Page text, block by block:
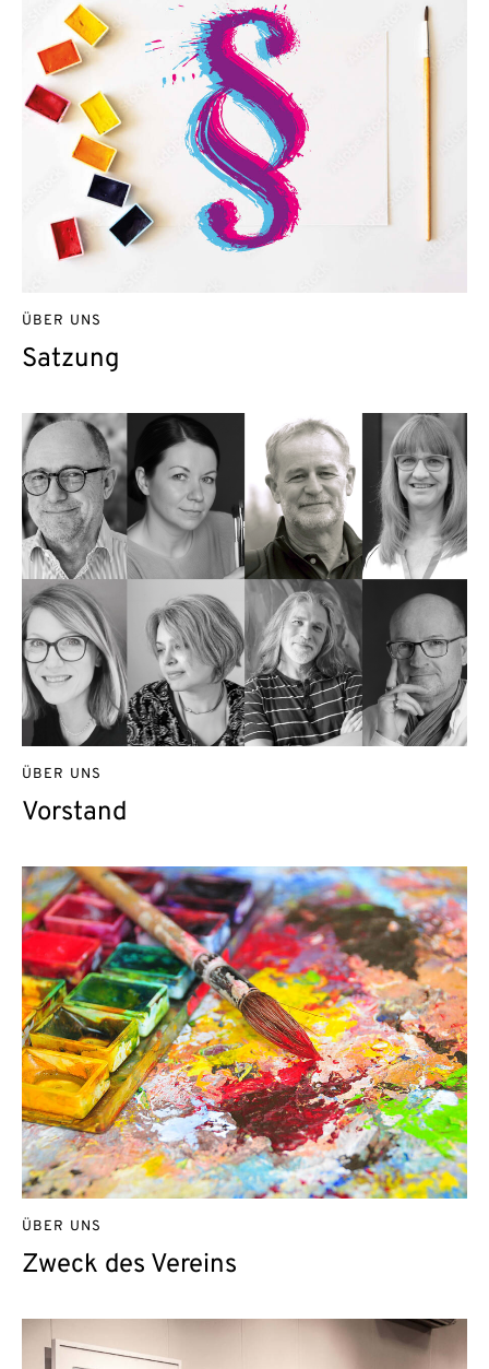
Satzung
ÜBER UNS
Vorstand
ÜBER UNS
Zweck des Vereins
ÜBER UNS